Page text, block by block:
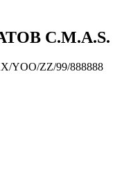
C.M.A.S.
YOO/ZZ/99/888888